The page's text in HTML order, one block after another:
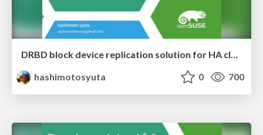
DRBD block device replication solution for HA cluster mainly
hashimotosyuta
0 700